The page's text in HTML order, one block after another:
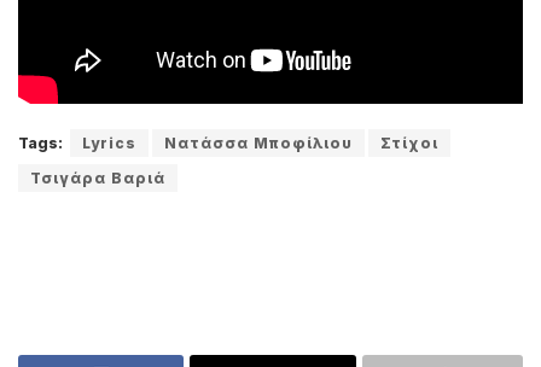
Tags: Lyrics Νατάσσα Μποφίλιου
Στίχοι
Τσιγάρα Βαριά